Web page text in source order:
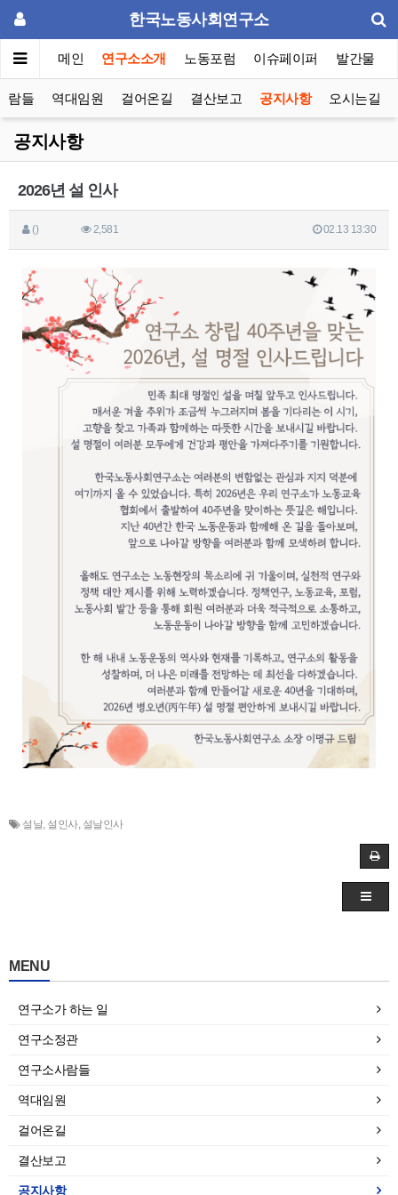
한국노동사회연구소
메인 연구소소개 노동포럼 이슈페이퍼 발간물
람들 역대임원 걸어온길 결산보고 공지사항 오시는길
공지사항
2026년 설 인사
() 2,581 02.13 13:30
설날, 설인사, 설날인사
MENU
연구소가 하는 일
연구소정관
연구소사람들
역대임원
걸어온길
결산보고
공지사항